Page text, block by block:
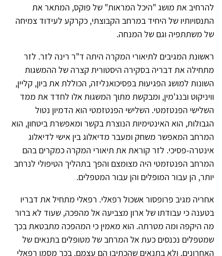
להרחיב את מושג "היכל המראות" של פוקס, המתאר את
התנסויותיו של היחיד במרחב הקבוצתי, כקרקע לעידוד צמיחה
של משתתפיה וגם של המנחה.
ראשונת המגיבים לתיאורי המקרה היתה ד"ר רינה לזר. לזר
מתחילה את דבריה בסקירה היסטורית קצרה של ההמשגות
השונות למושג הפגיעוּת בפסיכואנליזה, הכוללת את ביון, קליין,
וויניקוט ובנג'מין, ומבקשת מתוך המשגות אלו לחדד את ממד
השלישי הפנטזמטי. השלישי הפנטזמטי הוא הדמיון נטול
הגבולות, הוא האינטימיות הנוצרת בקשר ומאפשרת ביטחון, הוא
המרחב המאפשר משחק ומעבר מדיאלוג בין אישי לדיאלוג
אינטרה-פסיכי. לזר קוראת את תיאורי המקרה כמקרים בהם
המרחב הפנטזמטי היה מצומצם והפך בתהליך הטיפולי לנרחב
יותר, הן עבור המופלים והן עבור המטפלים.
אחריה מגיב פרופסור אשכול רפאלי. רפאלי מתחיל את דבריו
בטענה כי עבודתו של ארון מצביעה אל מהפכה, שעוד לא ברור
מה היקפה ומה מטרתה. הוא מאמין כי המהפכה מתבטאת בכך
שמטפלים נכנסים כעת אל המרחב של מטופלים בתנאים של
האחרונים, ולא בתנאים שהכתיבו הם עצמם. בכך מסמן רפאלי